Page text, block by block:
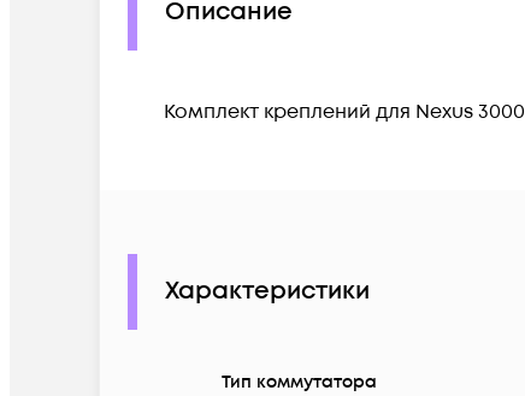
Описание
Комплект креплений для Nexus 3000
Характеристики
Тип коммутатора